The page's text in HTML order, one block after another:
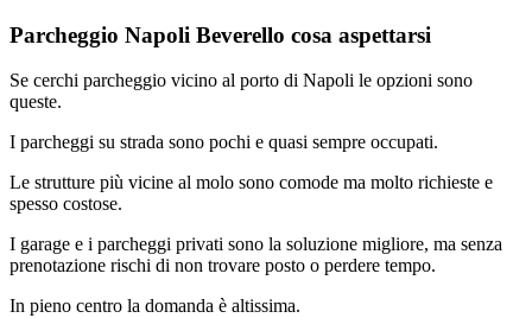
Parcheggio Napoli Beverello cosa aspettarsi
Se cerchi parcheggio vicino al porto di Napoli le opzioni sono
queste.
I parcheggi su strada sono pochi e quasi sempre occupati.
Le strutture più vicine al molo sono comode ma molto richieste e
spesso costose.
I garage e i parcheggi privati sono la soluzione migliore, ma senza
prenotazione rischi di non trovare posto o perdere tempo.
In pieno centro la domanda è altissima.